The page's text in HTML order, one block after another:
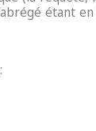
étant